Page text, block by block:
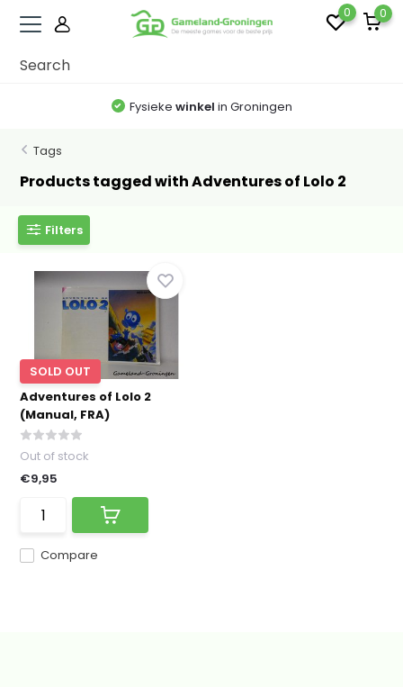
0 0
Fysieke winkel in Groningen
Tags
Products tagged with Adventures of Lolo 2
Filters
SOLD OUT
Adventures of Lolo 2
(Manual, FRA)
Compare
Out of stock
€9,95